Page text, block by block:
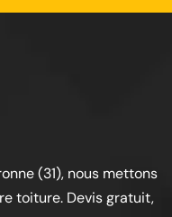
(31), nous mettons
toiture. Devis gratuit,